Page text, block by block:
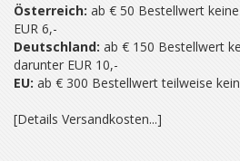
Österreich: ab € 50 Bestellwert
EUR 6,-
Deutschland: ab € 150 Bestellwert
darunter EUR 10,-
EU: ab € 300 Bestellwert teilweise
[Details Versandkosten...]